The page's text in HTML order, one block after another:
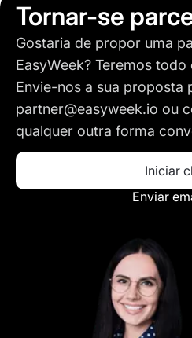
Tornar-se
Gostaria de propor uma
EasyWeek? Teremos
Envie-nos a sua proposta
partner@easyweek.io ou
qualquer outra forma
Iniciar
Enviar